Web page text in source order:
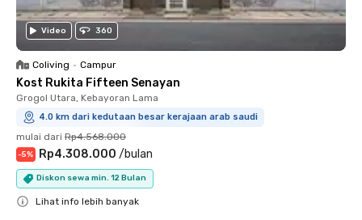
Video 360
Coliving • Campur
Kost Rukita Fifteen Senayan
Grogol Utara, Kebayoran Lama
4.0 km dari kedutaan besar kerajaan arab saudi
mulai dari Rp4.568.000
-5% Rp4.308.000 /bulan
Diskon sewa min. 12 Bulan
Lihat info lebih banyak